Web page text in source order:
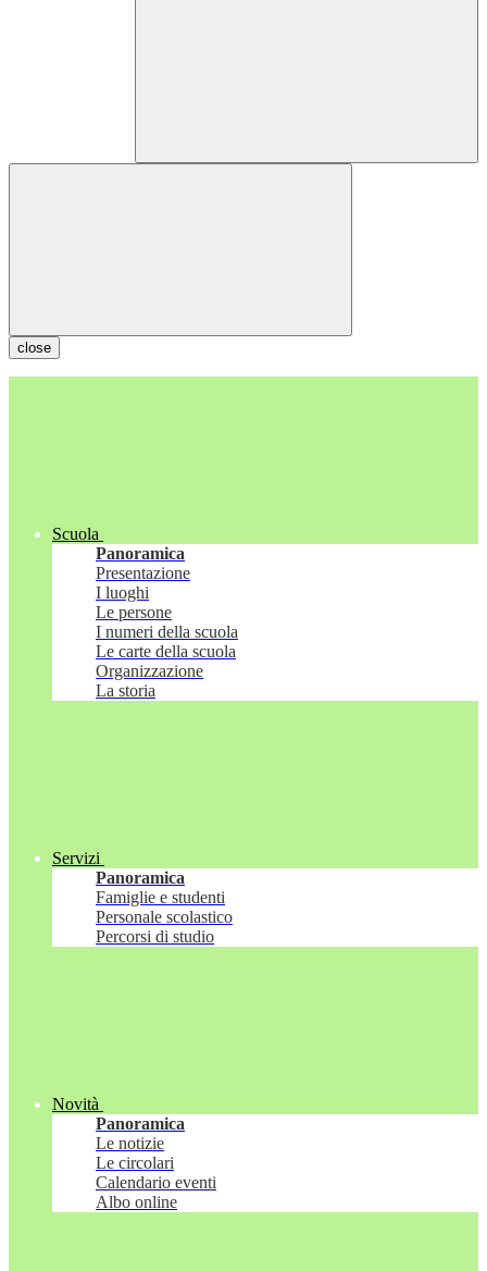
close
Scuola
Panoramica
Presentazione
I luoghi
Le persone
I numeri della scuola
Le carte della scuola
Organizzazione
La storia
Servizi
Panoramica
Famiglie e studenti
Personale scolastico
Percorsi di studio
Novità
Panoramica
Le notizie
Le circolari
Calendario eventi
Albo online